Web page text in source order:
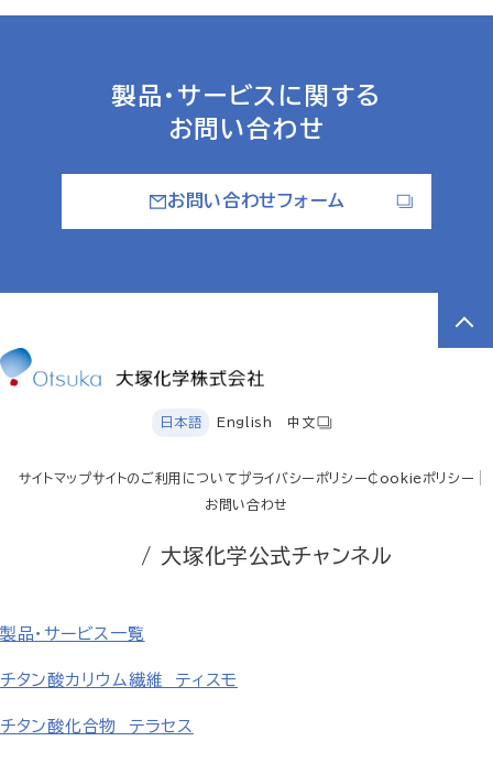
製品・サービスに関する
お問い合わせ
お問い合わせフォーム
日本語 English 中文
サイトマップサイトのご利用についてプライバシーポリシーCookieポリシー
お問い合わせ
/ 大塚化学公式チャンネル
製品・サービス一覧
チタン酸カリウム繊維 ティスモ
チタン酸化合物 テラセス